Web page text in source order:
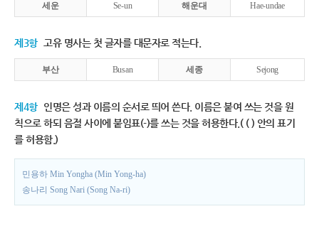
세운 Se-un 해운대 Hae-undae
제3항 고유 명사는 첫 글자를 대문자로 적는다.
부산 Busan 세종 Sejong
제4항 인명은 성과 이름의 순서로 띄어 쓴다. 이름은 붙여 쓰는 것을 원
칙으로 하되 음절 사이에 붙임표(-)를 쓰는 것을 허용한다.( ( ) 안의 표기
를 허용함.)
민용하 Min Yongha (Min Yong-ha)
송나리 Song Nari (Song Na-ri)